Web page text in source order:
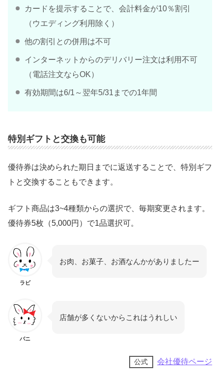
カードを提示することで、会計料金が10％割引
（ウエディング利用除く）
他の割引との併用は不可
インターネットからのデリバリー注文は利用不可
（電話注文ならOK）
有効期間は6/1～翌年5/31までの1年間
特別ギフトと交換も可能
優待券は決められた期日までに返送することで、特別ギフ
トと交換することもできます。
ギフト商品は3~4種類からの選択で、毎期変更されます。
優待券5枚（5,000円）で1品選択可。
ラビ
お肉、お菓子、お酒なんかがありましたー
バニ
店舗が多くないからこれはうれしい
公式 会社優待ページ